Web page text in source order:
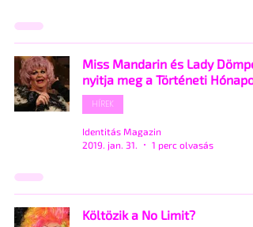
Miss Mandarin és Lady
nyitja meg a Történeti Hónapot
HÍREK
Identitás Magazin
2019. jan. 31.
1 perc olvasás
Költözik a No Limit?